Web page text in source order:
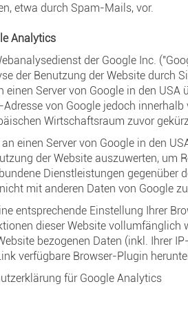
etwa durch Spam-Mails, vor.
Analytics
der Google Inc.
der Benutzung der Website durch
einen Server von Google in den
von Google jedoch
Wirtschaftsraum zuvor
einen Server von Google in den
der Website auszuwerten,
Dienstleistungen
mit anderen Daten von Google
entsprechende Einstellung Ihrer
dieser Website
bezogenen Daten (inkl. Ihrer
verfügbare Browser-Plugin
für Google Analytics